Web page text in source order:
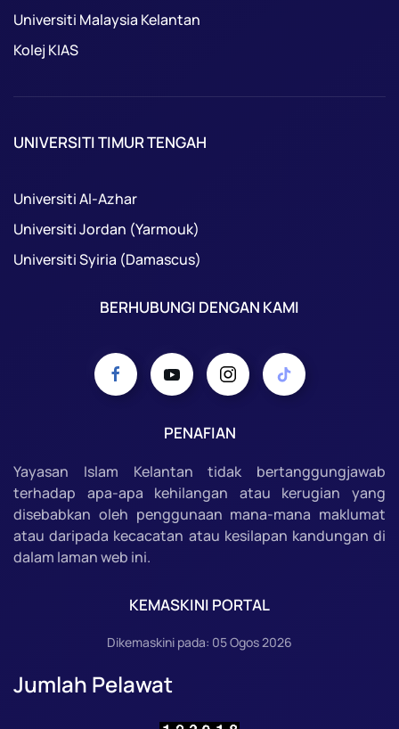
Universiti Malaysia Kelantan
Kolej KIAS
UNIVERSITI TIMUR TENGAH
Universiti Al-Azhar
Universiti Jordan (Yarmouk)
Universiti Syiria (Damascus)
BERHUBUNGI DENGAN KAMI
PENAFIAN
Yayasan Islam Kelantan tidak bertanggungjawab
terhadap apa-apa kehilangan atau kerugian yang
disebabkan oleh penggunaan mana-mana maklumat
atau daripada kecacatan atau kesilapan kandungan di
dalam laman web ini.
KEMASKINI PORTAL
Dikemaskini pada: 05 Ogos 2026
Jumlah Pelawat